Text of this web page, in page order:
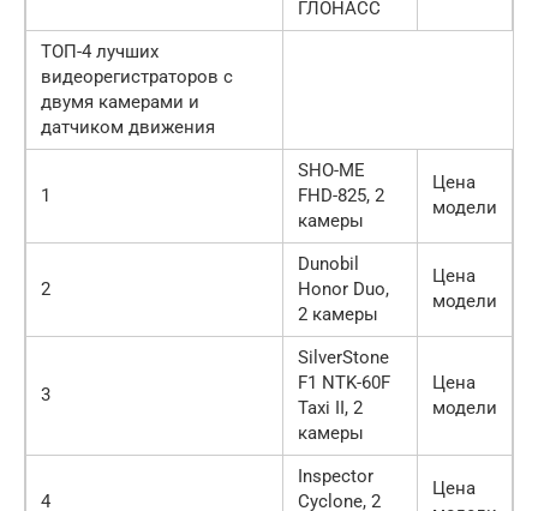
ГЛОНАСС
ТОП-4 лучших
видеорегистраторов с
двумя камерами и
датчиком движения
1
SHO-ME
FHD-825, 2
камеры
Цена
модели
2
Dunobil
Honor Duo,
2 камеры
Цена
модели
3
SilverStone
F1 NTK-60F
Taxi II, 2
камеры
Цена
модели
4
Inspector
Cyclone, 2
Цена